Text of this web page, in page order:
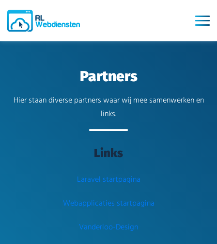
Partners
Hier staan diverse partners waar wij mee samenwerken en
links.
Links
Laravel startpagina
Webapplicaties startpagina
Vanderloo-Design